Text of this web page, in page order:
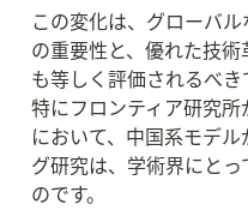
この変化は、グローバ
の重要性と、優れた技
も等しく評価されるべき
特にフロンティア研究
において、中国系モデ
グ研究は、学術界にと
のです。